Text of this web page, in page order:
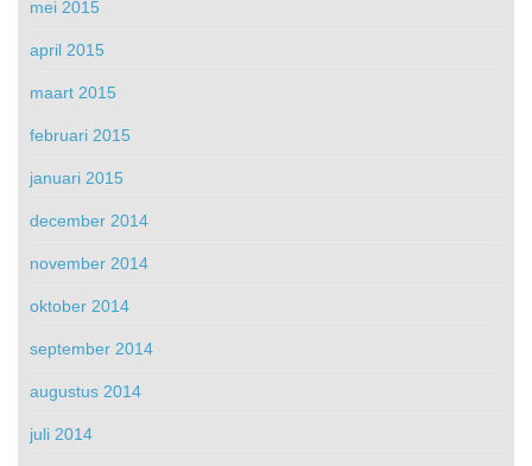
mei 2015
april 2015
maart 2015
februari 2015
januari 2015
december 2014
november 2014
oktober 2014
september 2014
augustus 2014
juli 2014